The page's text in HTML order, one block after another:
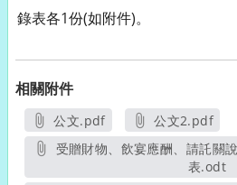
錄表各1份(如附件)。
相關附件
公文.pdf
另開新視窗
公文2.pdf
另開新視窗
表.odt